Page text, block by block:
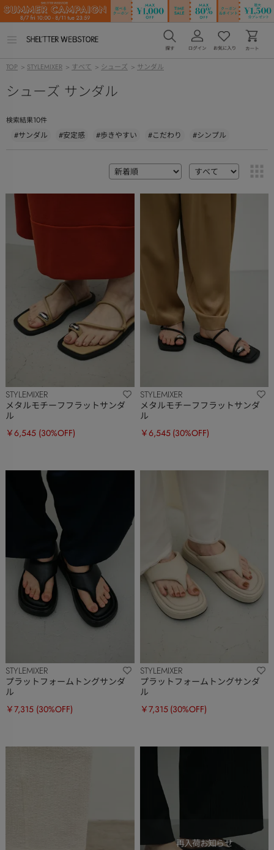
ー
開
く
TOP > STYLEMIXER > すべて > シューズ > サンダル
シューズ サンダル
検索結果10件
#サンダル #安定感 #歩きやすい #こだわり #シンプル
STYLEMIXER
メタルモチーフフラットサンダ
ル
￥6,545 (30%OFF)
STYLEMIXER
メタルモチーフフラットサンダ
ル
￥6,545 (30%OFF)
STYLEMIXER
プラットフォームトングサンダ
ル
￥7,315 (30%OFF)
STYLEMIXER
プラットフォームトングサンダ
ル
￥7,315 (30%OFF)